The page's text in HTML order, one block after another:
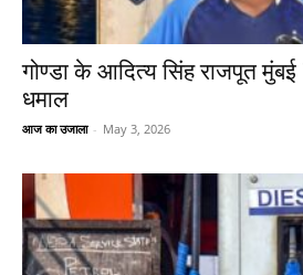
गोण्डा के आदित्य सिंह राजपूत
धमाल
आज का उजाला - May 3, 2026